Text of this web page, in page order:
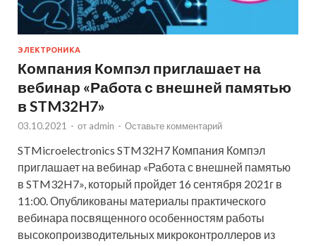
ЭЛЕКТРОНИКА
Компания Компэл приглашает на
вебинар «Работа с внешней памятью
в STM32H7»
03.10.2021 - от admin - Оставьте комментарий
STMicroelectronics STM32H7 Компания Компэл
приглашает на вебинар «Работа с внешней памятью
в STM32H7», который пройдет 16 сентября 2021г в
11:00. Опубликованы материалы практического
вебинара посвященного особенностям работы
высокопроизводительных микроконтроллеров из